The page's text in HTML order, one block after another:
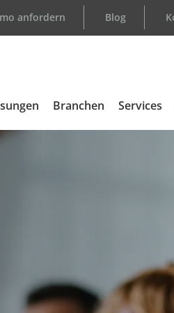
anfordern Blog
Branchen
Aerospace & Defense
Services
Certified